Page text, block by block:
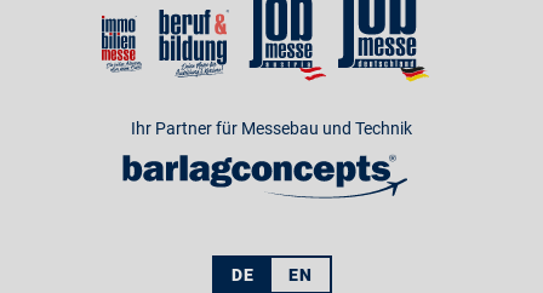
Ihr Partner für Messebau und Technik
DE EN